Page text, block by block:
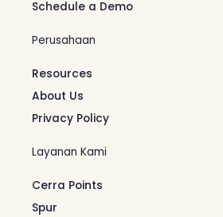
Schedule a Demo
Perusahaan
Resources
About Us
Privacy Policy
Layanan Kami
Cerra Points
Spur